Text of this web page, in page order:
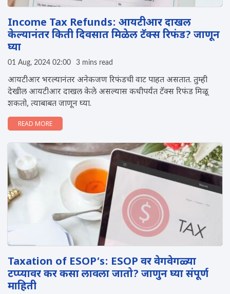
Income Tax Refunds: आयटीआर दाखल
केल्यानंतर किती दिवसात मिळेल टॅक्स रिफंड? जाणून
घ्या
01 Aug, 2024 02:00 3 mins read
आयटीआर भरल्यानंतर अनेकजण रिफंडची वाट पाहत असतात. तुम्ही
देखील आयटीआर दाखल केले असल्यास कधीपर्यंत टॅक्स रिफंड मिळू
शकतो, त्याबाबत जाणून घ्या.
READ MORE
Taxation of ESOP’s: ESOP वर वेगवेगळ्या
टप्प्यावर कर कसा लावला जातो? जाणुन घ्या संपूर्ण
माहिती